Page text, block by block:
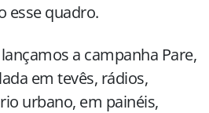
esse quadro.
a campanha Pare,
em tevês, rádios,
urbano, em painéis,